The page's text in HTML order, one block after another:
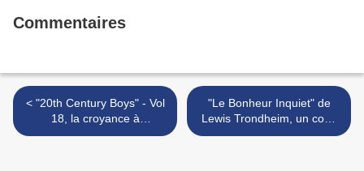
Commentaires
< "20th Century Boys" - Vol
18, la croyance à
l'épreuve...
"Le Bonheur Inquiet" de
Lewis Trondheim, un coup
pour rien... >